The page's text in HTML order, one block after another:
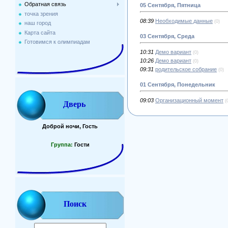
Обратная связь
точка зрения
наш город
Карта сайта
Готовимся к олимпиадам
Дверь
Доброй ночи, Гость
Группа: Гости
Поиск
05 Сентября, Пятница
08:39 Необходимые данные (0)
03 Сентября, Среда
10:31 Демо вариант (0)
10:26 Демо вариант (0)
09:31 родительское собрание (0)
01 Сентября, Понедельник
09:03 Организационный момент